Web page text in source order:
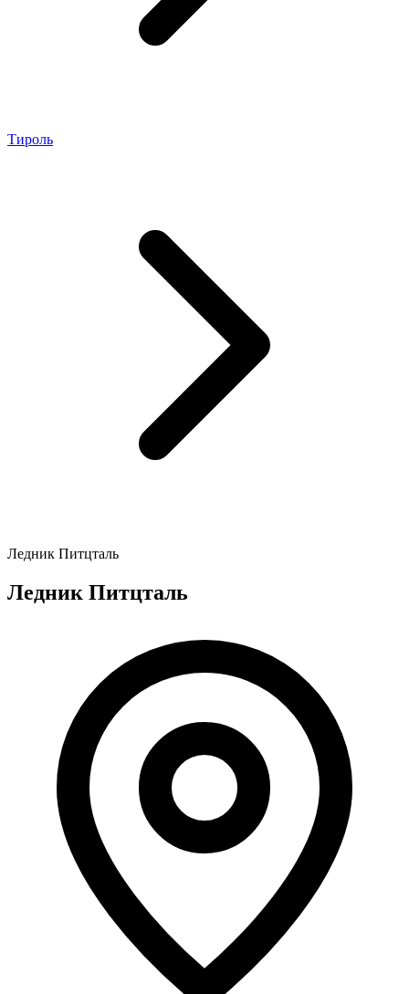
Тироль
Ледник Питцталь
Ледник Питцталь